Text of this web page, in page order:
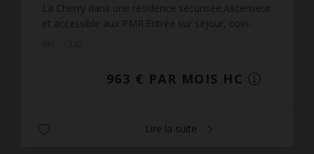
La Cherry dans une résidence sécurisée.Ascenseur
et accessible aux PMR.Entrée sur séjour, coin-
963 € PAR MOIS HC
Lire la suite